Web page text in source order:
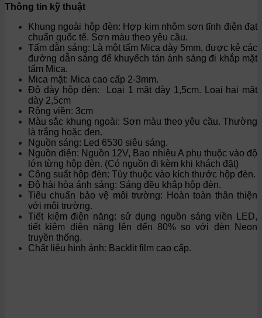
Thông tin kỹ thuật
Khung ngoài hộp đèn: Hợp kim nhôm sơn tĩnh điện đạt
chuẩn quốc tế. Sơn màu theo yêu cầu.
Tấm dẫn sáng: Là một tấm Mica dày 5mm, được kẻ các
đường dẫn sáng để khuyếch tán ánh sáng đi khắp mặt
tấm Mica.
Mica mặt: Mica cao cấp 2-3mm.
Độ dày hộp đèn: Loại 1 mặt dày 1,5cm. Loại hai mặt
dày 2,5cm
Rộng viền: 3cm
Màu sắc khung ngoài: Sơn màu theo yêu cầu. Thường
là trắng hoặc đen.
Nguồn sáng: Led 6530 siêu sáng.
Nguồn điện: Nguồn 12V, Bao nhiêu A phụ thuộc vào độ
lớn từng hộp đèn. (Có nguồn đi kèm khi khách đặt)
Công suất hộp đèn: Tùy thuộc vào kích thước hộp đèn.
Độ hài hòa ánh sáng: Sáng đều khắp hộp đèn.
Tiêu chuẩn bảo vệ môi trường: Hoàn toàn thân thiện
với môi trường.
Tiết kiệm điện năng: sử dụng nguồn sáng viền LED,
tiết kiệm điện năng lên đến 80% so với đèn Neon
truyền thống.
Chất liệu hình ảnh: Backlit film cao cấp.